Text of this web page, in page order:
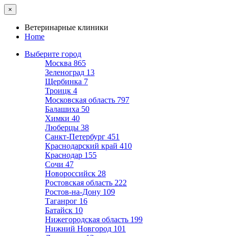
×
Ветеринарные клиники
Home
Выберите город
Москва 865
Зеленоград 13
Щербинка 7
Троицк 4
Московская область 797
Балашиха 50
Химки 40
Люберцы 38
Санкт-Петербург 451
Краснодарский край 410
Краснодар 155
Сочи 47
Новороссийск 28
Ростовская область 222
Ростов-на-Дону 109
Таганрог 16
Батайск 10
Нижегородская область 199
Нижний Новгород 101